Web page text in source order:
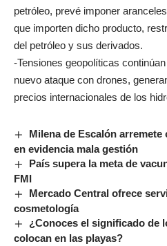
petróleo, prevé imponer
que importen dicho producto,
del petróleo y sus derivados.
-Tensiones geopolíticas
nuevo ataque con drones,
precios internacionales de los
Milena de Escalón
en evidencia mala gestión
País supera la meta de
FMI
Mercado Central ofrece
cosmetología
¿Conoces el significado de
colocan en las playas?